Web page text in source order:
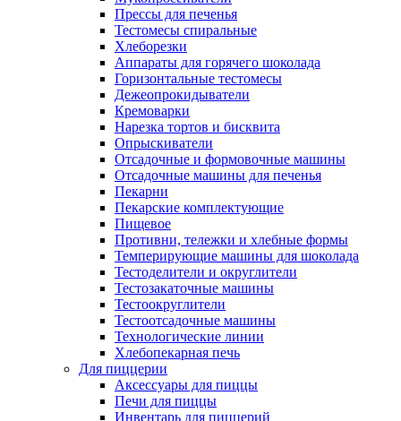
Прессы для печенья
Тестомесы спиральные
Хлеборезки
Аппараты для горячего шоколада
Горизонтальные тестомесы
Дежеопрокидыватели
Кремоварки
Нарезка тортов и бисквита
Опрыскиватели
Отсадочные и формовочные машины
Отсадочные машины для печенья
Пекарни
Пекарские комплектующие
Пищевое
Противни, тележки и хлебные формы
Темперирующие машины для шоколада
Тестоделители и округлители
Тестозакаточные машины
Тестоокруглители
Тестоотсадочные машины
Технологические линии
Хлебопекарная печь
Для пиццерии
Аксессуары для пиццы
Печи для пиццы
Инвентарь для пиццерий